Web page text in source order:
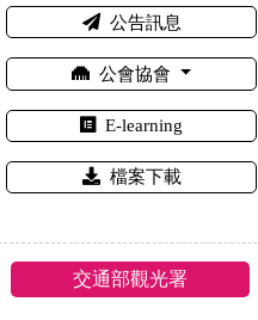
公告訊息
公會協會
E-learning
檔案下載
交通部觀光署